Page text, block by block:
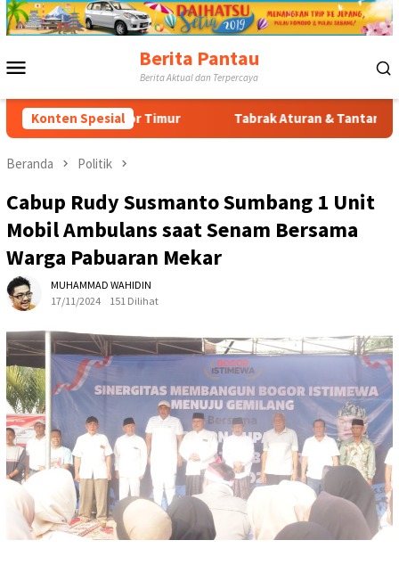
Loncat
ke
Berita Pantau
Berita Aktual dan Terpercaya
Konten Spesial
Timur Tabrak Aturan & Tantang Satpol PP:
Beranda Politik
Cabup Rudy Susmanto Sumbang 1 Unit
Mobil Ambulans saat Senam Bersama
Warga Pabuaran Mekar
MUHAMMAD WAHIDIN
17/11/2024
151 Dilihat